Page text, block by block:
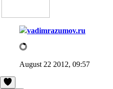
vadimrazumov.ru
August 22 2012, 09:57